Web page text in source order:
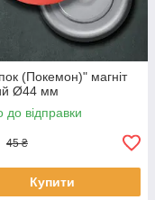
(Покемон)" магніт
Ø44 мм
до відправки
45 ₴
Купити